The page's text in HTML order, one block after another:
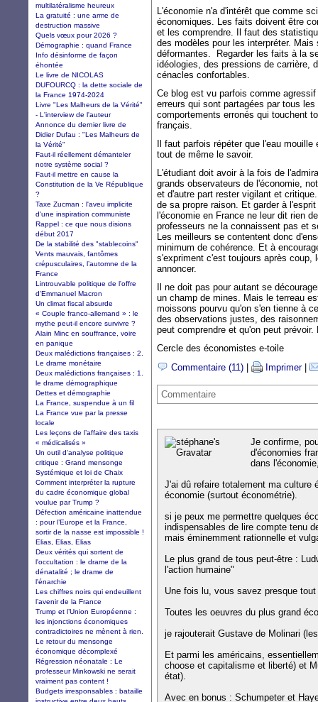
L'économie n'a d'intérêt que comme
économiques. Les faits doivent être
et les comprendre. Il faut des
des modèles pour les interpréter.
déformantes. Regarder les faits à la
idéologies, des pressions de carrière,
cénacles confortables.
Ce blog est vu parfois comme
erreurs qui sont partagées par tous
comportements erronés qui touchent
français.
Il faut parfois répéter que l'eau
tout de même le savoir.
L'étudiant doit avoir à la fois de
grands observateurs de l'économie,
et d'autre part rester vigilant et
de sa propre raison. Et garder à
l'économie en France ne leur dit rien
professeurs ne la connaissent pas et
Les meilleurs se contentent donc
minimum de cohérence. Et à
s'expriment c'est toujours après coup,
annoncer.
Il ne doit pas pour autant se
un champ de mines. Mais le terreau
moissons pourvu qu'on s'en tienne à
des observations justes, des
peut comprendre et qu'on peut
Cercle des économistes e-toile
Commentaire (11)
Imprimer|
Commentaire
Je confirme,
d'économies
dans
J'ai dû refaire totalement ma culture
économie (surtout économétrie).
si je peux me permettre quelques
indispensables de lire compte tenu
mais éminemment rationnelle et
Le plus grand de tous peut-être :
l'action humaine"
Une fois lu, vous savez presque
Toutes les oeuvres du plus grand
je rajouterait Gustave de Molinari
Et parmi les américains,
choose et capitalisme et liberté) et
état).
Avec en bonus : Schumpeter et
multilatéralisme heureux
La gratuité : une arme de
destruction massive
Quels vœux pour 2026 ?
Démographie : quand France
Info désinforme de façon
éhontée
Le livre de NICOLAS
DUFOURCQ : la dette sociale de
la France 1974-2024
Livre "Les Malheurs de la Vérité"
- L'interview de l'auteur
Annonce du dernier livre de
Didier Dufau : "Les Malheurs de
la Vérité"
Faut-il réellement démanteler
notre système social ?
Faut-il mettre en cause la
Constitution de la Ve République
?
Taxe Zucman : l'aveu implicite
d'une inspiration communiste
Rappel : ce que nous disions
début 2017
De la stabilité des "stablecoins"
Vents mauvais, fantômes
crépusculaires, l’automne de la
France
Lintrouvable politique de l'offre
d'Emmanuel Macron
Un climat fiscal absurde
« Couple franco-allemand » : le
mythe peut-il encore survivre ?
Alain Minc en souffrance, voire
en panique
Deux malédictions françaises : 2.
Le drame monétaire
Deux malédictions françaises : 1.
le drame démographique
Dettes et démographie
La France, suspendue à un fil
La France vue par la presse
locale
Les leçons de l’affaire des taxis
« médicalisés »
Un outil d'analyse politique
critique : Grand mensonge
Systémique et loi de Chaix
Comment interpréter la rupture
du cadre économique global
voulue par Trump ?
Défection américaine inattendue
: pour l’Europe et la France,
sortir de la nasse est impossible !
Elias, Elias, Elias
Deux vérités qui sortent de
l'occultation : le drame de la
dénatalité ; le drame de
l'énarchie
Les chiffres noirs qui endeuillent
l’avenir de la France
Trump et l’Union Européenne :
les injonctions économiques
contradictoires ne mènent à rien.
Le retour du mensonge
économique décomplexé
Régression néonatale : Le
professeur Minkowski ne serait
vraiment pas content !
Budgets irresponsables : bataille